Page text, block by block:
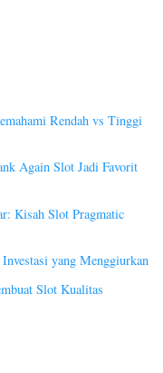
Rendah vs Tinggi
Again Slot Jadi Favorit
Kisah Slot Pragmatic
yang Menggiurkan
Slot Kualitas